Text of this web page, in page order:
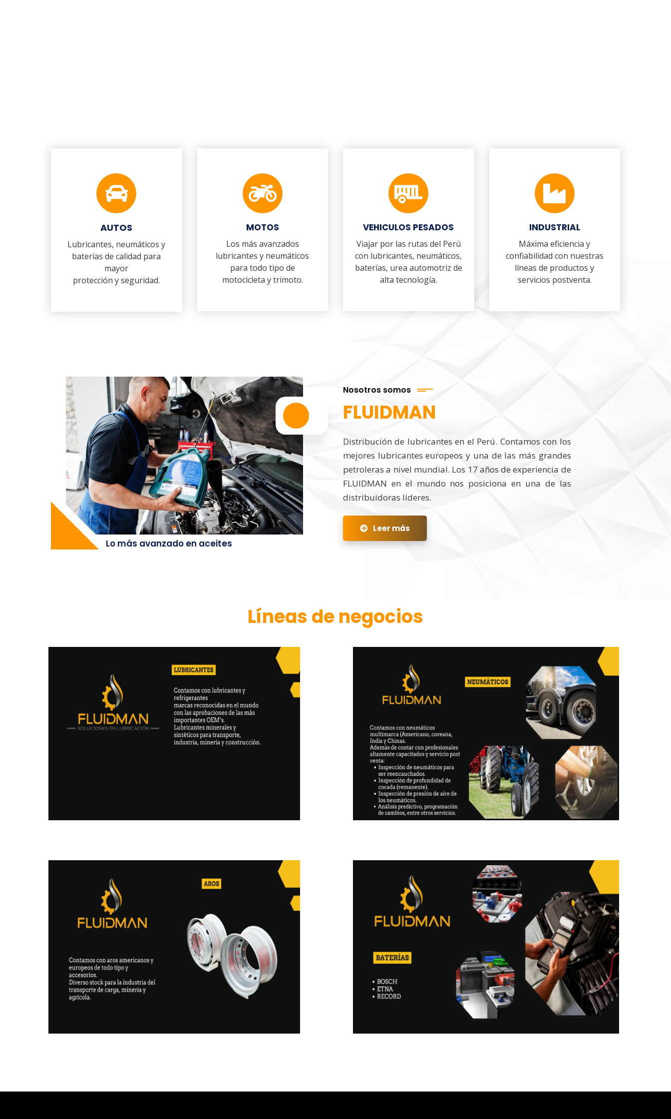
AUTOS
Lubricantes, neumáticos y
baterías de calidad para
mayor
protección y seguridad.
MOTOS
Los más avanzados
lubricantes y neumáticos
para todo tipo de
motocicleta y trimoto.
VEHICULOS PESADOS
Viajar por las rutas del Perú
con lubricantes, neumáticos,
baterías, urea automotriz de
alta tecnología.
INDUSTRIAL
Máxima eficiencia y
confiabilidad con nuestras
líneas de productos y
servicios postventa.
Lo más avanzado en aceites
Nosotros somos
FLUIDMAN
Distribución de lubricantes en el Perú. Contamos con los
mejores lubricantes europeos y una de las más grandes
petroleras a nivel mundial. Los 17 años de experiencia de
FLUIDMAN en el mundo nos posiciona en una de las
distribuidoras líderes.
Leer más
Líneas de negocios